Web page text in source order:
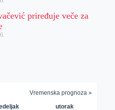
priređuje veče za